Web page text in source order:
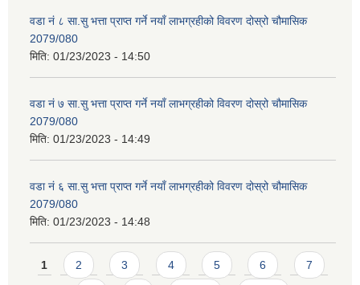
वडा नं ८ सा.सु भत्ता प्राप्त गर्ने नयाँ लाभग्रहीको विवरण दोस्रो चौमासिक
2079/080
मिति: 01/23/2023 - 14:50
वडा नं ७ सा.सु भत्ता प्राप्त गर्ने नयाँ लाभग्रहीको विवरण दोस्रो चौमासिक
2079/080
मिति: 01/23/2023 - 14:49
वडा नं ६ सा.सु भत्ता प्राप्त गर्ने नयाँ लाभग्रहीको विवरण दोस्रो चौमासिक
2079/080
मिति: 01/23/2023 - 14:48
Pages
1 2 3 4 5 6 7